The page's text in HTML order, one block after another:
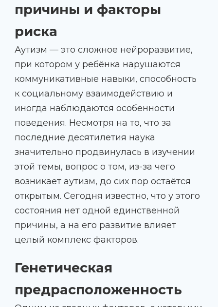
причины и факторы
риска
Аутизм — это сложное нейроразвитие,
при котором у ребёнка нарушаются
коммуникативные навыки, способность
к социальному взаимодействию и
иногда наблюдаются особенности
поведения. Несмотря на то, что за
последние десятилетия наука
значительно продвинулась в изучении
этой темы, вопрос о том, из-за чего
возникает аутизм, до сих пор остаётся
открытым. Сегодня известно, что у этого
состояния нет одной единственной
причины, а на его развитие влияет
целый комплекс факторов.
Генетическая
предрасположенность